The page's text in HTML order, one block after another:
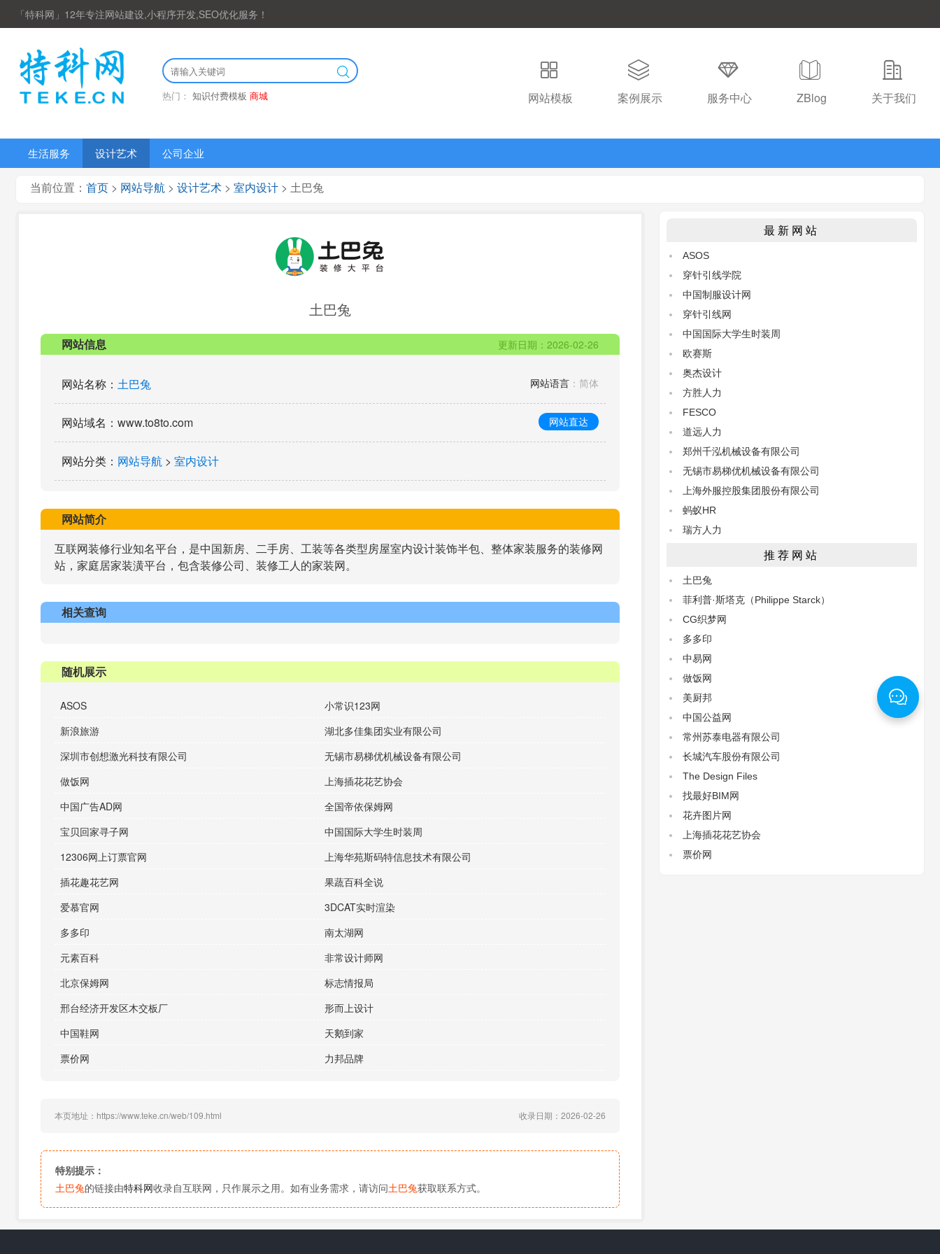
「特科网」12年专注网站建设,小程序开发,SEO优化服务！
热门： 知识付费模板 商城 网站模板 案例展示 服务中心 ZBlog 关于我们
生活服务 设计艺术 公司企业
当前位置： 首页 > 网站导航 > 设计艺术 > 室内设计 > 土巴兔
土巴兔
网站信息 更新日期：2026-02-26
网站名称 ： 土巴兔 网站语言 ：简体
网站域名 ：www.to8to.com 网站直达
网站分类 ： 网站导航 > 室内设计
网站简介
互联网装修行业知名平台，是中国新房、二手房、工装等各类型房屋室内设计装饰半包、整体家装服务的装修网
站，家庭居家装潢平台，包含装修公司、装修工人的家装网。
相关查询
随机展示
ASOS
小常识123网
新浪旅游
湖北多佳集团实业有限公司
深圳市创想激光科技有限公司
无锡市易梯优机械设备有限公司
做饭网
上海插花花艺协会
中国广告AD网
全国帝依保姆网
宝贝回家寻子网
中国国际大学生时装周
12306网上订票官网
上海华苑斯码特信息技术有限公司
插花趣花艺网
果蔬百科全说
爱慕官网
3DCAT实时渲染
多多印
南太湖网
元素百科
非常设计师网
北京保姆网
标志情报局
邢台经济开发区木交板厂
形而上设计
中国鞋网
天鹅到家
票价网
力邦品牌
本页地址：https://www.teke.cn/web/109.html 收录日期：2026-02-26
特别提示：
土巴兔的链接由特科网收录自互联网，只作展示之用。如有业务需求，请访问土巴兔获取联系方式。
最新网站
ASOS
穿针引线学院
中国制服设计网
穿针引线网
中国国际大学生时装周
欧赛斯
奥杰设计
方胜人力
FESCO
道远人力
郑州千泓机械设备有限公司
无锡市易梯优机械设备有限公司
上海外服控股集团股份有限公司
蚂蚁HR
瑞方人力
推荐网站
土巴兔
菲利普·斯塔克（Philippe Starck）
CG织梦网
多多印
中易网
做饭网
美厨邦
中国公益网
常州苏泰电器有限公司
长城汽车股份有限公司
The Design Files‌
找最好BIM网
花卉图片网
上海插花花艺协会
票价网